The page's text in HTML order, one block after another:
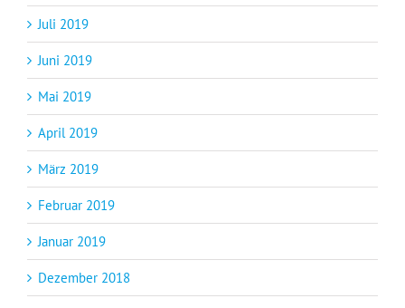
Juli 2019
Juni 2019
Mai 2019
April 2019
März 2019
Februar 2019
Januar 2019
Dezember 2018